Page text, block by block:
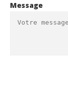
Message